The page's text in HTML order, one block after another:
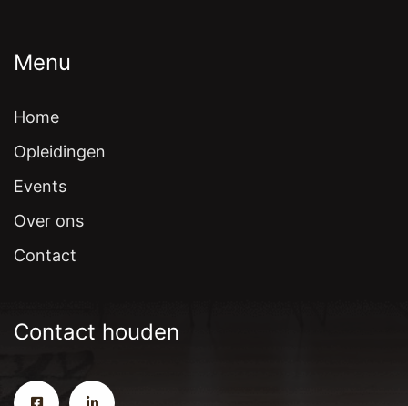
Menu
Home
Opleidingen
Events
Over ons
Contact
Contact houden